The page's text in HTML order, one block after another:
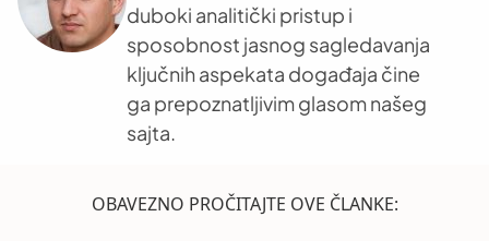
duboki analitički pristup i
sposobnost jasnog sagledavanja
ključnih aspekata događaja čine
ga prepoznatljivim glasom našeg
sajta.
OBAVEZNO PROČITAJTE OVE ČLANKE: